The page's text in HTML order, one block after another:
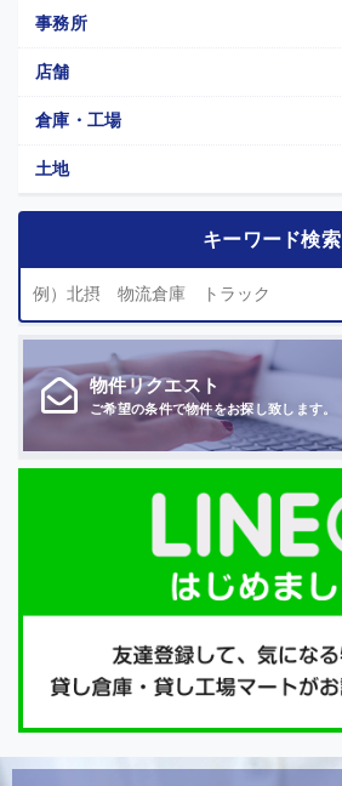
事務所
店舗
倉庫・工場
土地
キーワード検索
物件リクエスト
ご希望の条件で物件をお探し致します。